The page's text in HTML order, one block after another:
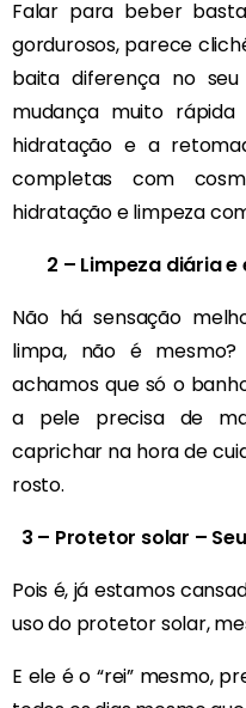
Falar para beber
gordurosos, parece
baita diferença no
mudança muito
hidratação e a
completas com
hidratação e limpeza
2 – Limpeza diária
Não há sensação
limpa, não é
achamos que só o
a pele precisa de
caprichar na hora de
rosto.
3 – Protetor solar –
Pois é, já estamos
uso do protetor solar,
E ele é o “rei” mesmo,